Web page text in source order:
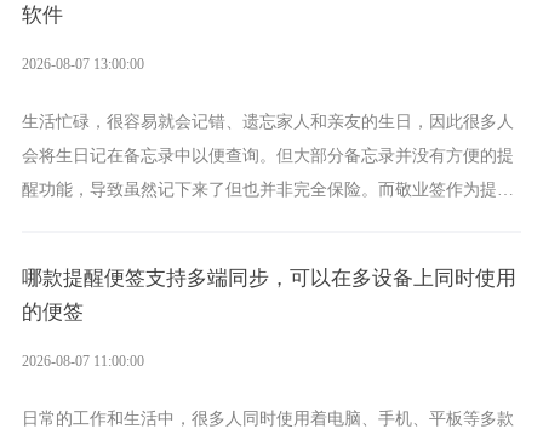
软件
2026-08-07 13:00:00
生活忙碌，很容易就会记错、遗忘家人和亲友的生日，因此很多人
会将生日记在备忘录中以便查询。但大部分备忘录并没有方便的提
醒功能，导致虽然记下来了但也并非完全保险。而敬业签作为提醒
哪款提醒便签支持多端同步，可以在多设备上同时使用
的便签
2026-08-07 11:00:00
日常的工作和生活中，很多人同时使用着电脑、手机、平板等多款